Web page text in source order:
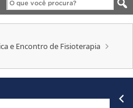
e Encontro de Fisioterapia